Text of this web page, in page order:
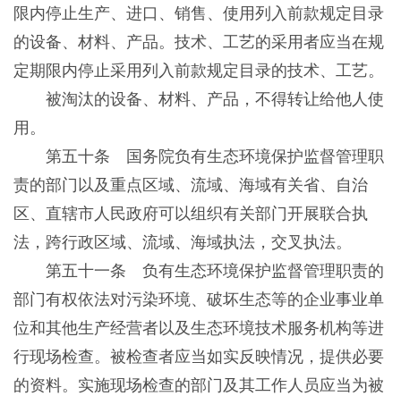
限内停止生产、进口、销售、使用列入前款规定目录
的设备、材料、产品。技术、工艺的采用者应当在规
定期限内停止采用列入前款规定目录的技术、工艺。
被淘汰的设备、材料、产品，不得转让给他人使
用。
第五十条 国务院负有生态环境保护监督管理职
责的部门以及重点区域、流域、海域有关省、自治
区、直辖市人民政府可以组织有关部门开展联合执
法，跨行政区域、流域、海域执法，交叉执法。
第五十一条 负有生态环境保护监督管理职责的
部门有权依法对污染环境、破坏生态等的企业事业单
位和其他生产经营者以及生态环境技术服务机构等进
行现场检查。被检查者应当如实反映情况，提供必要
的资料。实施现场检查的部门及其工作人员应当为被